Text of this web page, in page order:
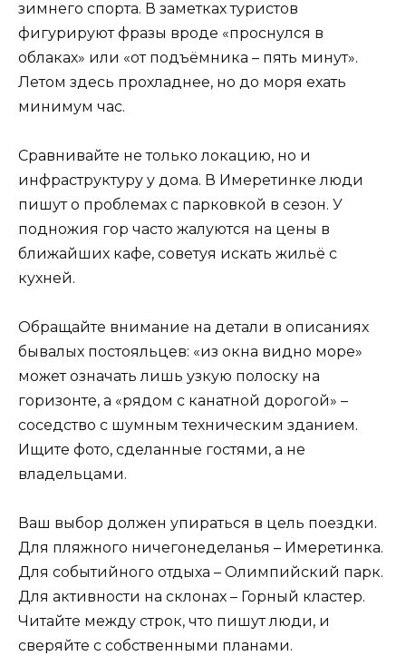
зимнего спорта. В заметках туристов
фигурируют фразы вроде «проснулся в
облаках» или «от подъёмника – пять минут».
Летом здесь прохладнее, но до моря ехать
минимум час.
Сравнивайте не только локацию, но и
инфраструктуру у дома. В Имеретинке люди
пишут о проблемах с парковкой в сезон. У
подножия гор часто жалуются на цены в
ближайших кафе, советуя искать жильё с
кухней.
Обращайте внимание на детали в описаниях
бывалых постояльцев: «из окна видно море»
может означать лишь узкую полоску на
горизонте, а «рядом с канатной дорогой» –
соседство с шумным техническим зданием.
Ищите фото, сделанные гостями, а не
владельцами.
Ваш выбор должен упираться в цель поездки.
Для пляжного ничегонеделанья – Имеретинка.
Для событийного отдыха – Олимпийский парк.
Для активности на склонах – Горный кластер.
Читайте между строк, что пишут люди, и
сверяйте с собственными планами.